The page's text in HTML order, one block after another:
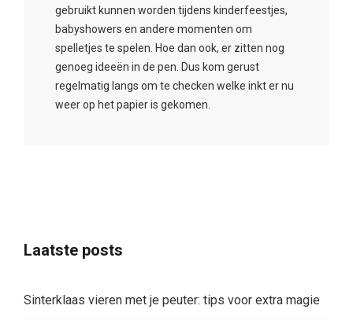
gebruikt kunnen worden tijdens kinderfeestjes,
babyshowers en andere momenten om
spelletjes te spelen. Hoe dan ook, er zitten nog
genoeg ideeën in de pen. Dus kom gerust
regelmatig langs om te checken welke inkt er nu
weer op het papier is gekomen.
Laatste posts
Sinterklaas vieren met je peuter: tips voor extra magie